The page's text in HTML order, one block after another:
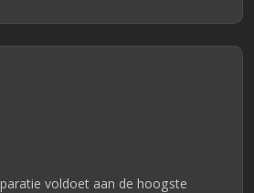
voldoet aan de hoogste